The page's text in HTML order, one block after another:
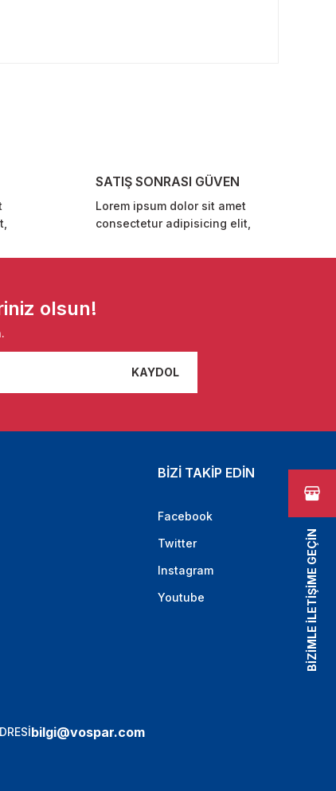
SATIŞ SONRASI GÜVEN
Lorem ipsum dolor sit amet
consectetur adipisicing elit,
olsun!
KAYDOL
BİZİ TAKİP EDİN
Facebook
Twitter
Instagram
Youtube
bilgi@vospar.com
BİZİMLE İLETİŞİME GEÇİN